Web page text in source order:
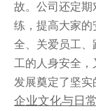
故。公司还定
练，提高大家的
全、关爱员工、
工的人身安全
发展奠定了坚实
企业文化与日